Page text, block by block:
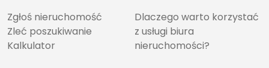
Zgłoś nieruchomość
Zleć poszukiwanie
Kalkulator
Dlaczego warto korzystać
z usługi biura
nieruchomości?